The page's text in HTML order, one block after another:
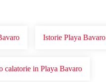
Istorie Playa Bavaro
calatorie in Playa Bavaro